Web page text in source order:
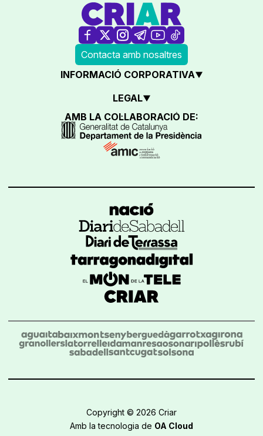
Contacta amb nosaltres
INFORMACIÓ CORPORATIVA
LEGAL
AMB LA COL·LABORACIÓ DE:
Copyright © 2026 Criar
Amb la tecnologia de OA Cloud